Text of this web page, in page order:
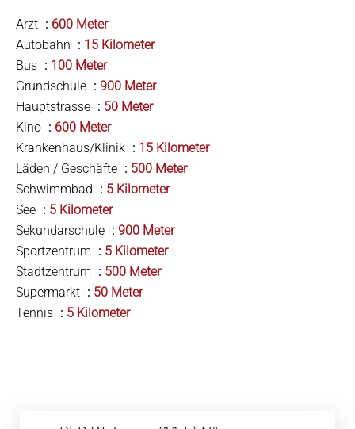
Arzt
600 Meter
Autobahn
15 Kilometer
Bus
100 Meter
Grundschule
900 Meter
Hauptstrasse
50 Meter
Kino
600 Meter
Krankenhaus/Klinik
15 Kilometer
Läden / Geschäfte
500 Meter
Schwimmbad
5 Kilometer
See
5 Kilometer
Sekundarschule
900 Meter
Sportzentrum
5 Kilometer
Stadtzentrum
500 Meter
Supermarkt
50 Meter
Tennis
5 Kilometer